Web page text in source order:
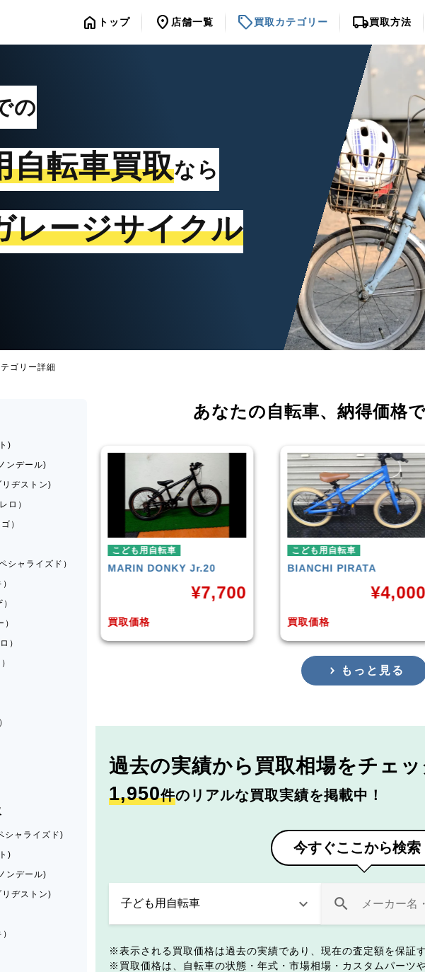
home トップ location_on 店舗一覧 sell買取カテゴリー local_shipping買取方法
の
自転車買取なら
レージサイクル
ゴリー詳細
あなたの自転車、 納得価格
Jr.20
こども用自転車
BIANCHIPIRATA
買取価格
¥4,000
こども用自転車
玉越工業MAHALO JUNIOR
買取価格
¥
もっと見る
過去の実績から 買取相場をチェ
1,950件のリアルな買取実績を掲載中！
今すぐここから検索
表示される買取価格は過去の実績であり、現在の査定額を保証
買取価格は、自転車の状態・年式・市場相場・カスタムパーツ
)
ンデール)
ヂストン)
ロ）
）
シャライズド）
）
シャライズド)
)
ンデール)
ヂストン)